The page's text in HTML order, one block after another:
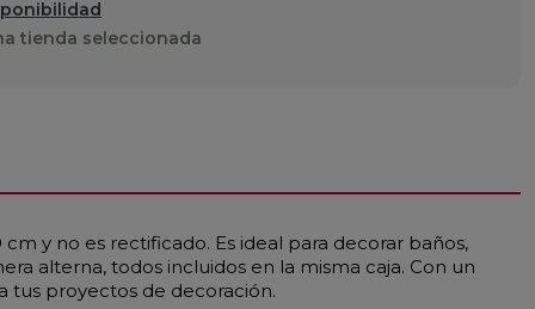
tienda seleccionada
y no es rectificado. Es ideal para decorar baños,
alterna, todos incluidos en la misma caja. Con un
tus proyectos de decoración.